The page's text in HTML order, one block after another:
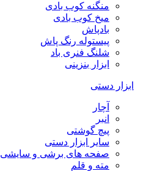
منگنه کوب بادی
میخ کوب بادی
بادپاش
پیستوله رنگ پاش
شلنگ فنری باد
ابزار بنزینی
ابزار دستی
آچار
انبر
پیچ گوشتی
سایر ابزار دستی
صفحه های برشی و سایشی
مته و قلم